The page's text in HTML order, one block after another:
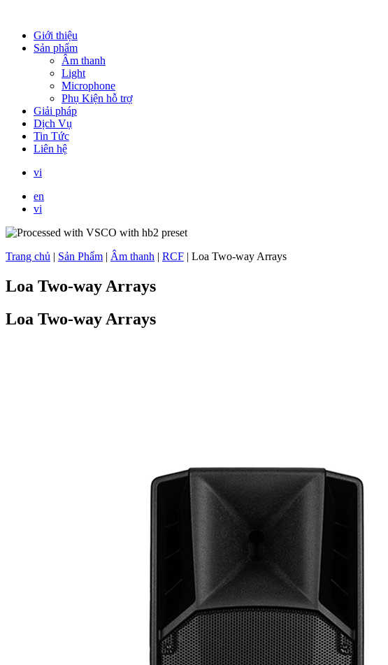
Giới thiệu
Sản phẩm
Âm thanh
Light
Microphone
Phụ Kiện hỗ trợ
Giải pháp
Dịch Vụ
Tin Tức
Liên hệ
vi
en
vi
Trang chủ | Sản Phẩm | Âm thanh | RCF | Loa Two-way Arrays
Loa Two-way Arrays
Loa Two-way Arrays